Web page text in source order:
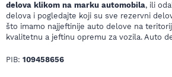
delova klikom na marku automobila, ili
delova i pogledajte koji su sve rezervni
što imamo najjeftinije auto delove na
kvalitetnu a jeftinu opremu za vozila. Auto
PIB: 109458656